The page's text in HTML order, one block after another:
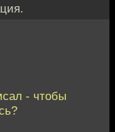
- чтобы